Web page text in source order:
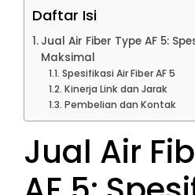
Daftar Isi
Jual Air Fiber Type AF 5:
Maksimal
Spesifikasi Air Fiber AF 5
Kinerja Link dan Jarak
Pembelian dan Kontak
Jual Air